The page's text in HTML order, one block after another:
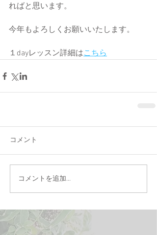
ればと思います。
今年もよろしくお願いいたします。
１dayレッスン詳細はこちら
コメント
コメントを追加…